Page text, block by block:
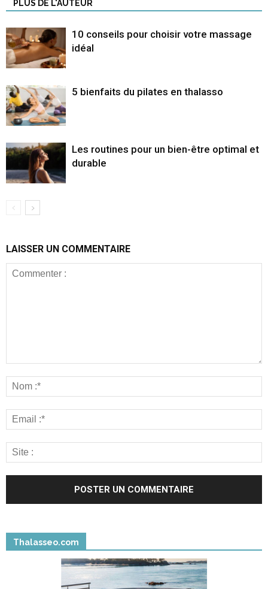
PLUS DE L'AUTEUR
10 conseils pour choisir votre massage
idéal
5 bienfaits du pilates en thalasso
Les routines pour un bien-être optimal et
durable
LAISSER UN COMMENTAIRE
Thalasseo.com